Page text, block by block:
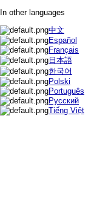
In other languages
中文
Español
Français
日本語
한국어
Polski
Português
Русский
Tiếng Việt